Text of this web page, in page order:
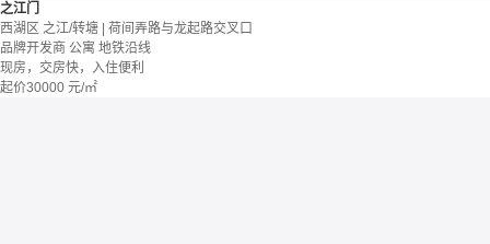
之江门
西湖区 之江/转塘 | 荷间弄路与龙起路交叉口
品牌开发商 公寓 地铁沿线
现房，交房快，入住便利
起价30000 元/㎡